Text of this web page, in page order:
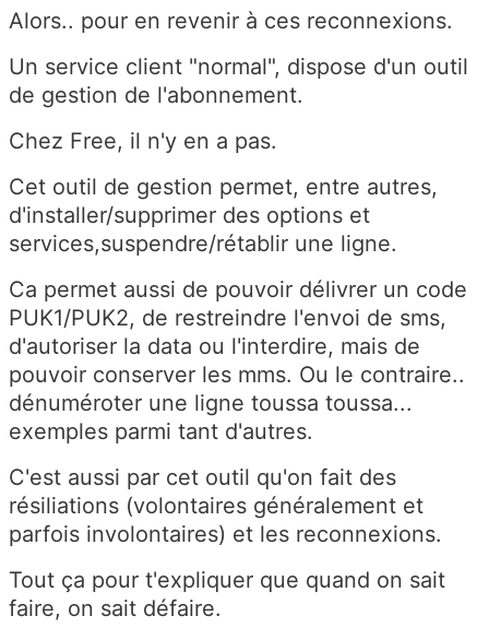
Alors.. pour en revenir à ces reconnexions.
Un service client "normal", dispose d'un outil
de gestion de l'abonnement.
Chez Free, il n'y en a pas.
Cet outil de gestion permet, entre autres,
d'installer/supprimer des options et
services,suspendre/rétablir une ligne.
Ca permet aussi de pouvoir délivrer un code
PUK1/PUK2, de restreindre l'envoi de sms,
d'autoriser la data ou l'interdire, mais de
pouvoir conserver les mms. Ou le contraire..
dénuméroter une ligne toussa toussa...
exemples parmi tant d'autres.
C'est aussi par cet outil qu'on fait des
résiliations (volontaires généralement et
parfois involontaires) et les reconnexions.
Tout ça pour t'expliquer que quand on sait
faire, on sait défaire.